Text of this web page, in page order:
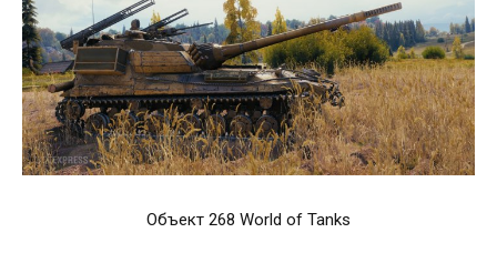
Объект 268 World of Tanks